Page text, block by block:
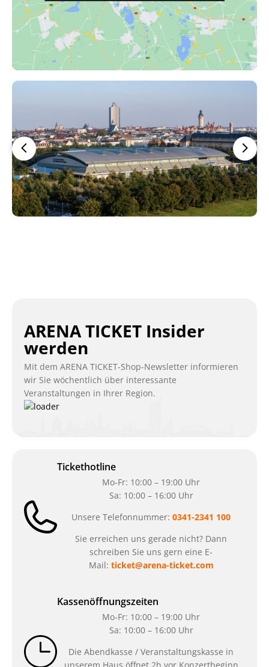
ARENA TICKET Insider
werden
Mit dem ARENA TICKET-Shop-Newsletter informieren
wir Sie wöchentlich über interessante
Veranstaltungen in Ihrer Region.
Tickethotline
Mo-Fr: 10:00 – 19:00 Uhr
Sa: 10:00 – 16:00 Uhr
Unsere Telefonnummer: 0341-2341 100
Sie erreichen uns gerade nicht? Dann
schreiben Sie uns gern eine E-
Mail: ticket@arena-ticket.com
Kassenöffnungszeiten
Mo-Fr: 10:00 – 19:00 Uhr
Sa: 10:00 – 16:00 Uhr
Die Abendkasse / Veranstaltungskasse in